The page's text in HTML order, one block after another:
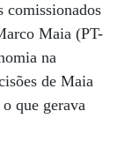
comissionados
Maia (PT-
na
de Maia
que gerava